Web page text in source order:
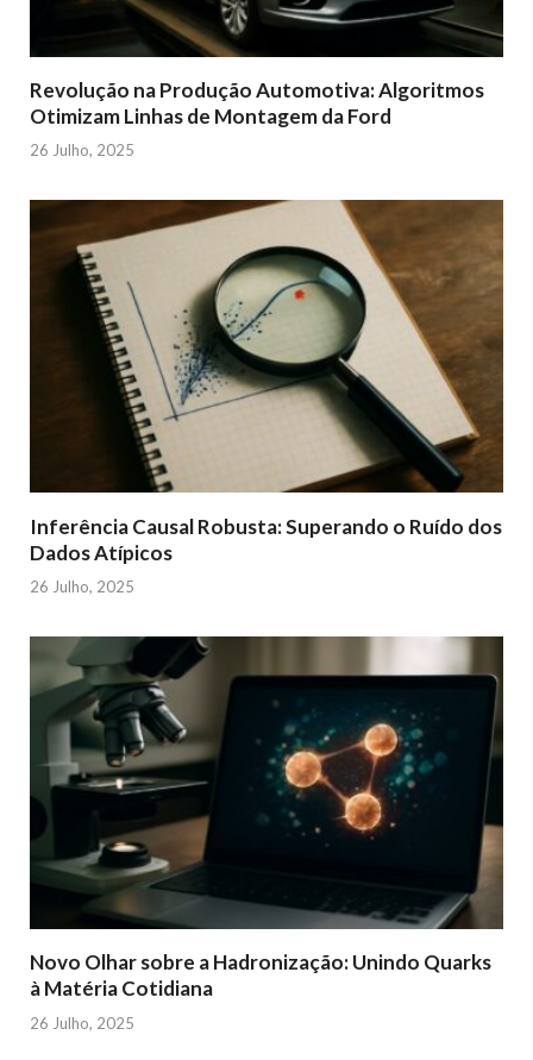
Revolução na Produção Automotiva: Algoritmos
Otimizam Linhas de Montagem da Ford
26 Julho, 2025
Inferência Causal Robusta: Superando o Ruído dos
Dados Atípicos
26 Julho, 2025
Novo Olhar sobre a Hadronização: Unindo Quarks
à Matéria Cotidiana
26 Julho, 2025